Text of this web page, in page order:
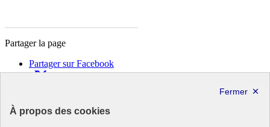
Partager la page
Partager sur Facebook
Copier dans le presse-papier
À propos des cookies